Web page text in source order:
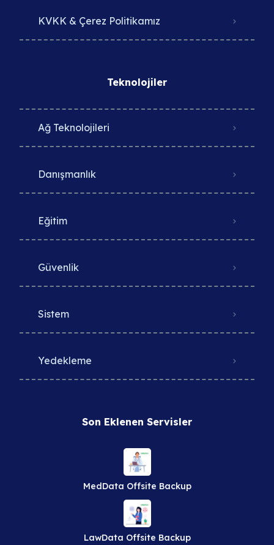
KVKK & Çerez Politikamız
Teknolojiler
Ağ Teknolojileri
Danışmanlık
Eğitim
Güvenlik
Sistem
Yedekleme
Son Eklenen Servisler
MedData Offsite Backup
LawData Offsite Backup